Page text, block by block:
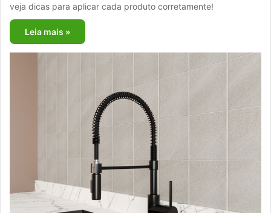
veja dicas para aplicar cada produto corretamente!
Leia mais »